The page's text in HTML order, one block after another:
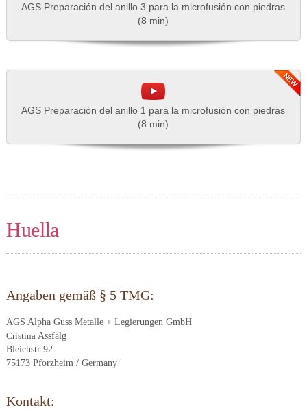
AGS Preparación del anillo 3 para la microfusión con piedras
(8 min)
AGS Preparación del anillo 1 para la microfusión con piedras
(8 min)
Huella
Angaben gemäß § 5 TMG:
AGS Alpha Guss Metalle + Legierungen GmbH
Cristina Assfalg
Bleichstr 92
75173 Pforzheim / Germany
Kontakt: